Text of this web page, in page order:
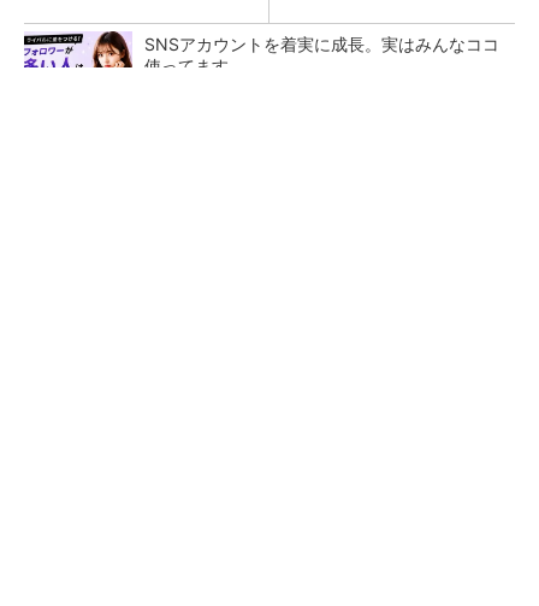
SNSアカウントを着実に成長。実はみんなココ
使ってます。